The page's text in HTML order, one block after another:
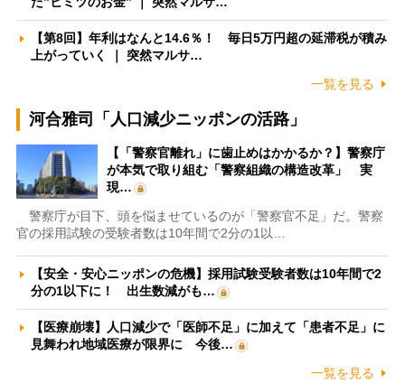
【第8回】年利はなんと14.6％！ 毎日5万円超の延滞税が積み
上がっていく ｜ 突然マルサ…
一覧を見る
河合雅司「人口減少ニッポンの活路」
【「警察官離れ」に歯止めはかかるか？】警察庁
が本気で取り組む「警察組織の構造改革」 実
現…
警察庁が目下、頭を悩ませているのが「警察官不足」だ。警察
官の採用試験の受験者数は10年間で2分の1以…
【安全・安心ニッポンの危機】採用試験受験者数は10年間で2
分の1以下に！ 出生数減がも…
【医療崩壊】人口減少で「医師不足」に加えて「患者不足」に
見舞われ地域医療が限界に 今後…
一覧を見る